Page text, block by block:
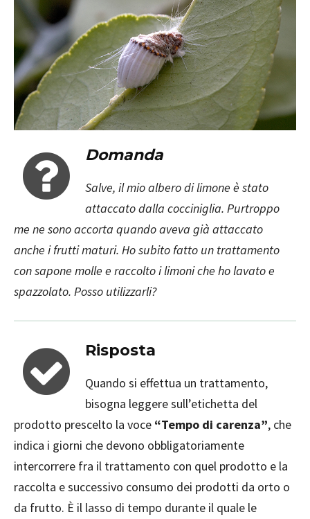
Domanda
Salve, il mio albero di limone è stato
attaccato dalla cocciniglia. Purtroppo
me ne sono accorta quando aveva già attaccato
anche i frutti maturi. Ho subito fatto un trattamento
con sapone molle e raccolto i limoni che ho lavato e
spazzolato. Posso utilizzarli?
Risposta
Quando si effettua un trattamento,
bisogna leggere sull’etichetta del
prodotto prescelto la voce “Tempo di carenza”, che
indica i giorni che devono obbligatoriamente
intercorrere fra il trattamento con quel prodotto e la
raccolta e successivo consumo dei prodotti da orto o
da frutto. È il lasso di tempo durante il quale le